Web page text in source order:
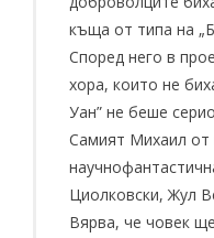
къща от типа на
Според него в
хора, които не
Уан” не беше
Самият Михаил от
Циолковски, Жул
Вярва, че човек